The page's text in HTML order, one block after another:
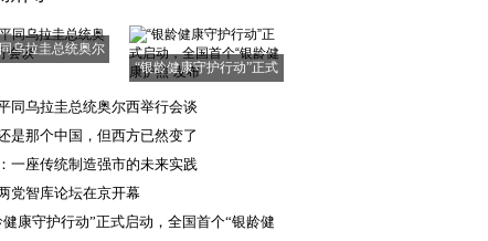
乌拉圭总统奥尔
“银龄健康守护行动”正式
同乌拉圭总统奥尔西举行会谈
是那个中国，但西方已然变了
一座传统制造强市的未来实践
党智库论坛在京开幕
健康守护行动”正式启动，全国首个“银龄健